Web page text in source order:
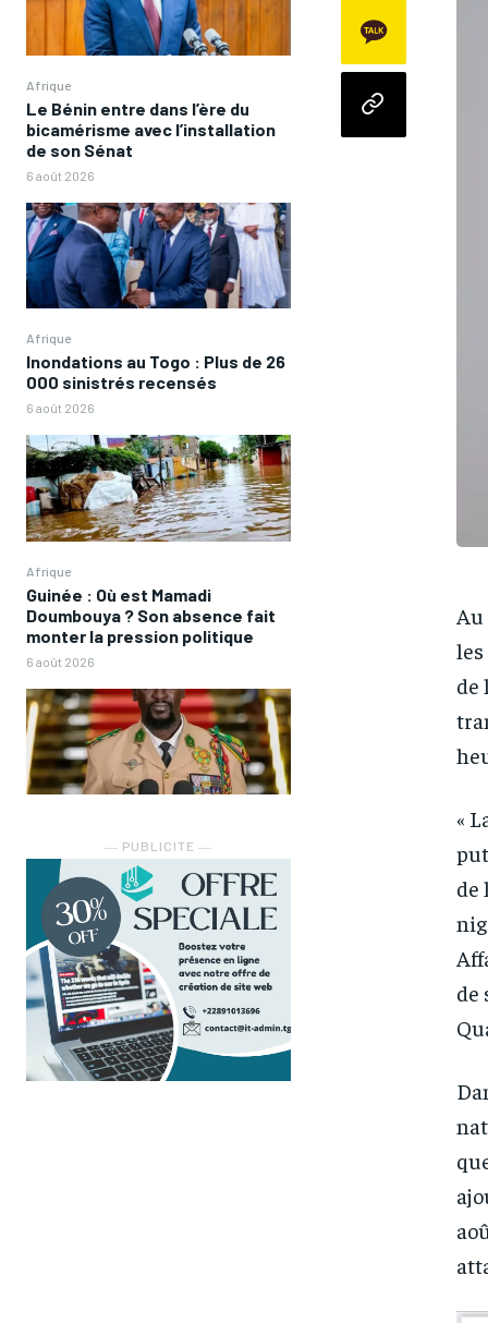
Afrique
Le Bénin entre dans l’ère du
bicamérisme avec l’installation
de son Sénat
6 août 2026
Afrique
Inondations au Togo : Plus de 26
000 sinistrés recensés
6 août 2026
Afrique
Guinée : Où est Mamadi
Doumbouya ? Son absence fait
monter la pression politique
6 août 2026
― PUBLICITE ―
Au
de
«
de
de